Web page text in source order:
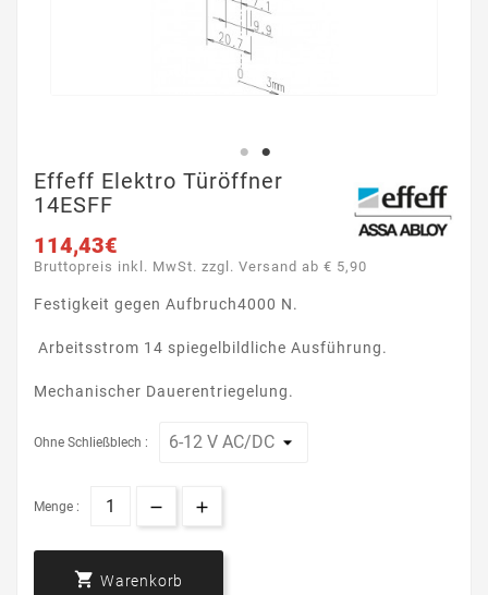
Effeff Elektro Türöffner
14ESFF
114,43€
Bruttopreis inkl. MwSt. zzgl. Versand ab € 5,90
Festigkeit gegen Aufbruch4000 N.
Arbeitsstrom 14 spiegelbildliche Ausführung.
Mechanischer Dauerentriegelung.
Ohne Schließblech :
Menge :
 Warenkorb